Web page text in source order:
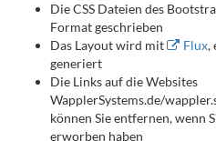
Die CSS Dateien des
Format geschrieben
Das Layout wird mit
Flux,
generiert
Die Links auf die Websites
WapplerSystems.de/
können Sie entfernen, wenn
erworben haben